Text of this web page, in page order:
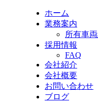
ホーム
業務案内
所有車
採用情報
FAQ
会社紹介
会社概要
お問い合わせ
ブログ